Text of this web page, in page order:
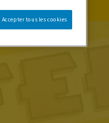
Accepter tous les cookies